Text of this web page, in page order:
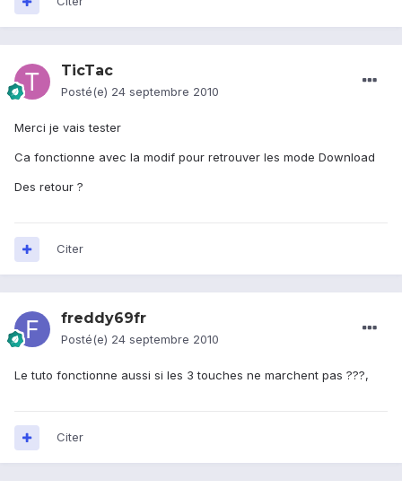
TicTac
Posté(e) 24 septembre 2010
Merci je vais tester
Ca fonctionne avec la modif pour retrouver les mode Download
Des retour ?
Citer
freddy69fr
Posté(e) 24 septembre 2010
Le tuto fonctionne aussi si les 3 touches ne marchent pas ???,
Citer